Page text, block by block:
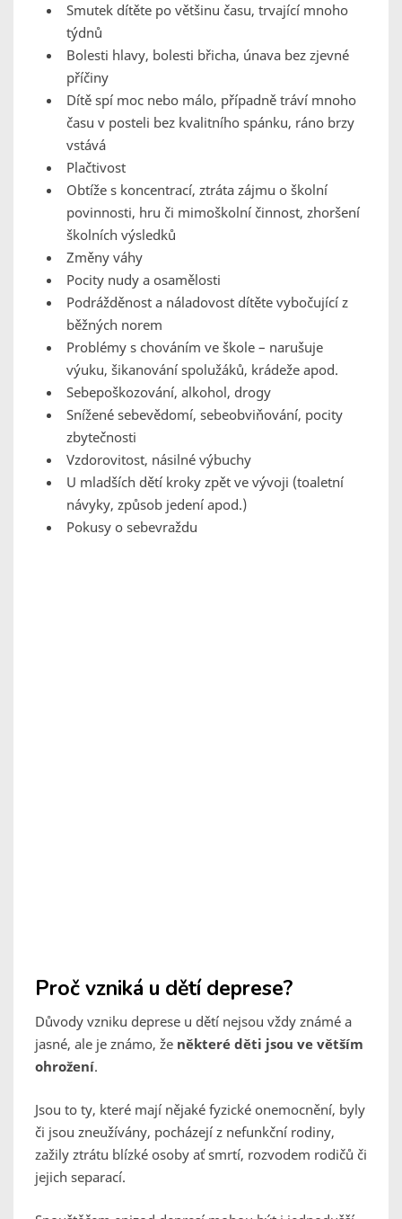
Smutek dítěte po většinu času, trvající mnoho
týdnů
Bolesti hlavy, bolesti břicha, únava bez zjevné
příčiny
Dítě spí moc nebo málo, případně tráví mnoho
času v posteli bez kvalitního spánku, ráno brzy
vstává
Plačtivost
Obtíže s koncentrací, ztráta zájmu o školní
povinnosti, hru či mimoškolní činnost, zhoršení
školních výsledků
Změny váhy
Pocity nudy a osamělosti
Podrážděnost a náladovost dítěte vybočující z
běžných norem
Problémy s chováním ve škole – narušuje
výuku, šikanování spolužáků, krádeže apod.
Sebepoškozování, alkohol, drogy
Snížené sebevědomí, sebeobviňování, pocity
zbytečnosti
Vzdorovitost, násilné výbuchy
U mladších dětí kroky zpět ve vývoji (toaletní
návyky, způsob jedení apod.)
Pokusy o sebevraždu
Proč vzniká u dětí deprese?
Důvody vzniku deprese u dětí nejsou vždy známé a
jasné, ale je známo, že některé děti jsou ve větším
ohrožení.
Jsou to ty, které mají nějaké fyzické onemocnění, byly
či jsou zneužívány, pocházejí z nefunkční rodiny,
zažily ztrátu blízké osoby ať smrtí, rozvodem rodičů či
jejich separací.